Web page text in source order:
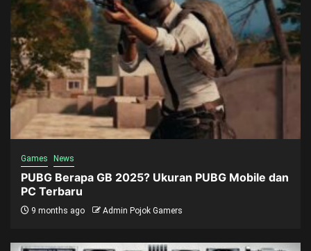
Games News
PUBG Berapa GB 2025? Ukuran PUBG Mobile dan
PC Terbaru
9 months ago Admin Pojok Gamers